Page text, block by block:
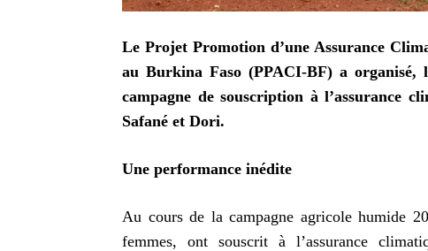
Le Projet Promotion d’une Assurance
au Burkina Faso (PPACI-BF) a organisé,
campagne de souscription à l’assurance
Safané et Dori.
Une performance inédite
Au cours de la campagne agricole humide
femmes, ont souscrit à l’assurance